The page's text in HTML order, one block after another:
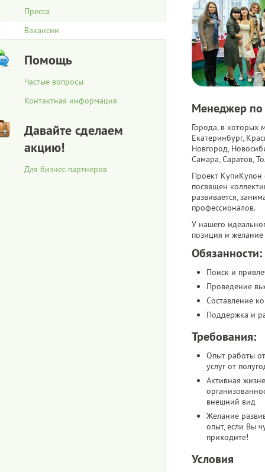
Пресса
Вакансии
Помощь
Частые вопросы
Контактная информация
Давайте сделаем
акцию!
Для бизнес-партнеров
Менеджер
Города, в которых
Екатеринбург,
Новгород,
Самара, Саратов,
Проект
посвящен
развивается,
профессионалов.
У нашего
позиция и
Обязанности:
Поиск и
Проведение
Составление
Поддержка и
Требования:
Опыт работы
услуг от
Активная
внешний вид
Желание
опыт, если Вы
приходите!
Условия